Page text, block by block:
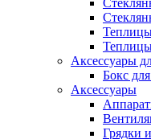
Теплицы
Аксессуары
Бокс
Аксессуары
Грядки